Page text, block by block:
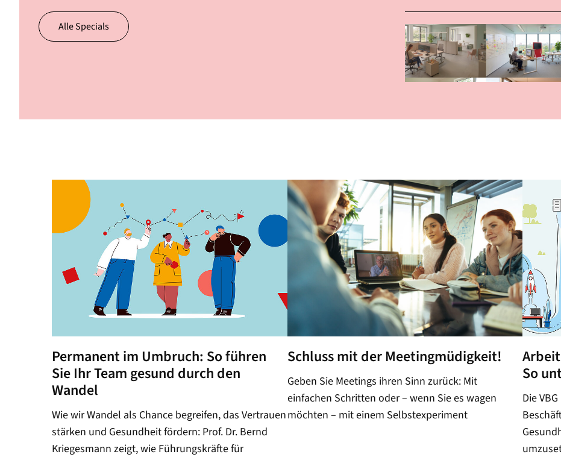
Alle Specials
Permanent im Umbruch: So führen
Sie Ihr Team gesund durch den
Wandel
Wie wir Wandel als Chance begreifen, das Vertrauen
stärken und Gesundheit fördern: Prof. Dr. Bernd
Kriegesmann zeigt, wie Führungskräfte für
Schluss mit der Meetingmüdigkeit!
Geben Sie Meetings ihren Sinn zurück: Mit
einfachen Schritten oder – wenn Sie es wagen
möchten – mit einem Selbstexperiment
So
Die